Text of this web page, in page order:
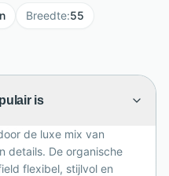
accent
60 x 50 x 35 cm en 100
drankjes of
en hotel chique
Breedte:55
is
de luxe mix van
details. De organische
flexibel, stijlvol en